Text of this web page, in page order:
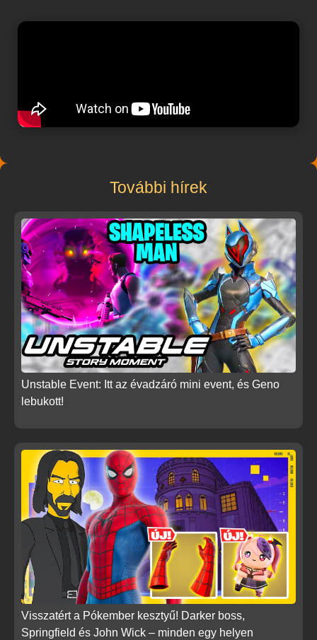
További hírek
Unstable Event: Itt az évadzáró mini event, és Geno
lebukott!
Visszatért a Pókember kesztyű! Darker boss,
Springfield és John Wick – minden egy helyen